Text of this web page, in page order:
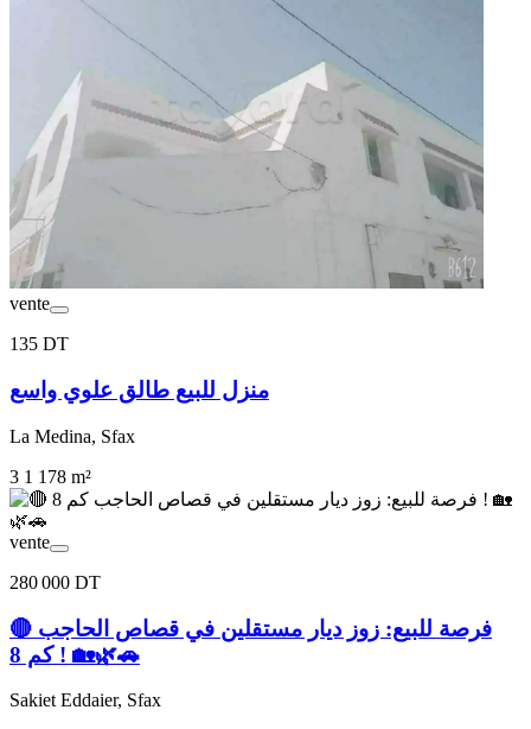
vente
135 DT
منزل للبيع طالق علوي واسع
La Medina, Sfax
3 1 178 m²
vente
280 000 DT
🔴 فرصة للبيع: زوز ديار مستقلين في قصاص الحاجب
كم 8 ! 🏡🌿🚗
Sakiet Eddaier, Sfax